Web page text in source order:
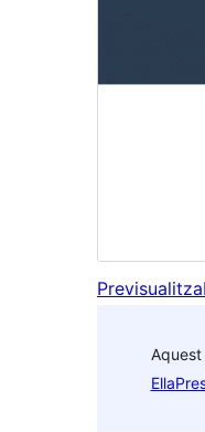
Previsualitza